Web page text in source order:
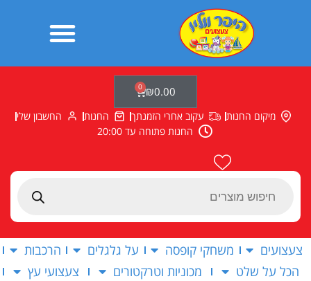
Products
₪0.00
0
עגלת
קניות
מיקום החנות עקוב אחרי הזמנתך החנות
החשבון שלי
החנות פתוחה עד 20:00
צעצועים משחקי קופסה על גלגלים
הרכבות
הכל על שלט
מכוניות וטרקטורים
צעצועי עץ